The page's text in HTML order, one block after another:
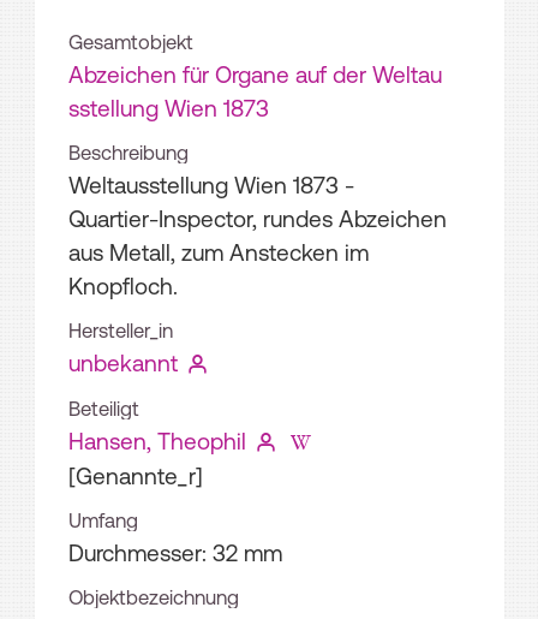
Gesamtobjekt
Abzeichen für Organe auf der Weltau
sstellung Wien 1873
Beschreibung
Weltausstellung Wien 1873 -
Quartier-Inspector, rundes Abzeichen
aus Metall, zum Anstecken im
Knopfloch.
Hersteller_in
unbekannt
Beteiligt
Hansen, Theophil
[Genannte_r]
Umfang
Durchmesser: 32 mm
Objektbezeichnung